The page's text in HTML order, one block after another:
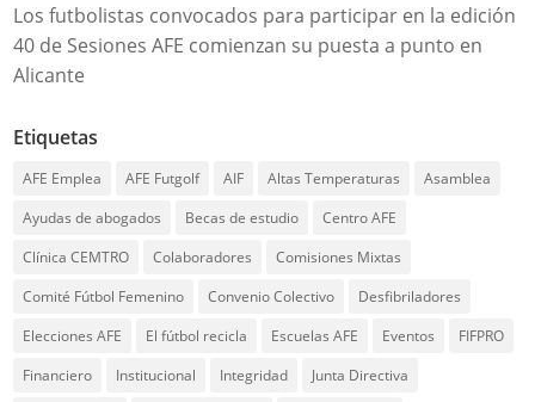
Los futbolistas convocados para participar en la edición
40 de Sesiones AFE comienzan su puesta a punto en
Alicante
Etiquetas
AFE Emplea AFE Futgolf AIF Altas Temperaturas
Asamblea
Ayudas de abogados
Becas de estudio
Centro AFE
Clínica CEMTRO
Colaboradores
Comisiones Mixtas
Comité Fútbol Femenino
Convenio Colectivo
Desfibriladores
Elecciones AFE
El fútbol recicla Escuelas AFE Eventos
FIFPRO
Financiero
Institucional Integridad
Junta Directiva